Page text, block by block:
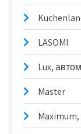
LASOMI
Lux,
Master